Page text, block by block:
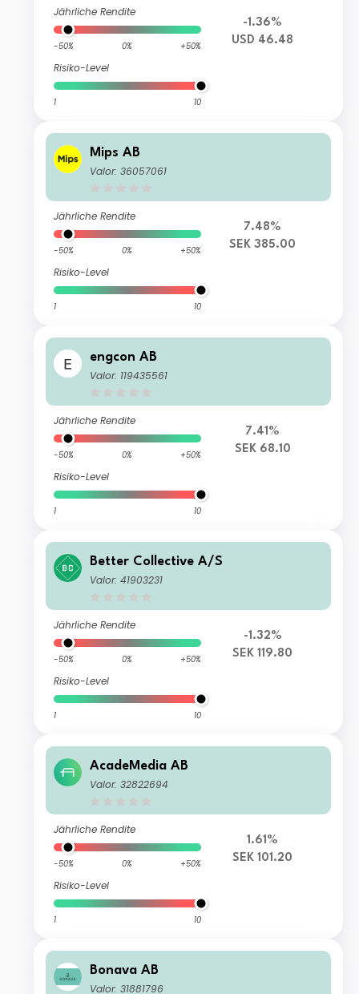
Jährliche Rendite
-50% 0% +50%
Risiko-Level
1 10
-1.36%
USD 46.48
Mips AB
Valor: 36057061
Jährliche Rendite
-50% 0% +50%
Risiko-Level
1 10
7.48%
SEK 385.00
engcon AB
Valor: 119435561
Jährliche Rendite
-50% 0% +50%
Risiko-Level
1 10
7.41%
SEK 68.10
Better Collective A/S
Valor: 41903231
Jährliche Rendite
-50% 0% +50%
Risiko-Level
1 10
-1.32%
SEK 119.80
AcadeMedia AB
Valor: 32822694
Jährliche Rendite
-50% 0% +50%
Risiko-Level
1 10
1.61%
SEK 101.20
Bonava AB
Valor: 31881796